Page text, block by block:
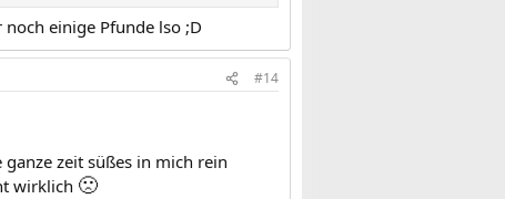
einige Pfunde lso ;D
#14
zeit süßes in mich rein
wirklich 🙁